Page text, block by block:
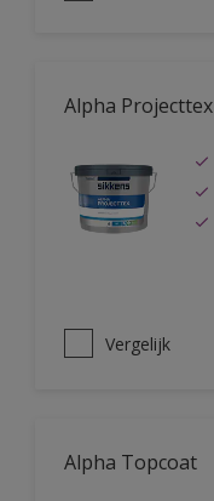
Alpha Projecttex
Vergelijk
Alpha Topcoat